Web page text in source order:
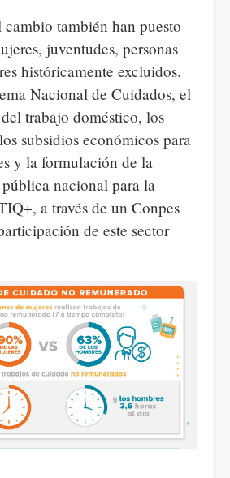
también han puesto
juventudes, personas
históricamente excluidos.
Nacional de Cuidados, el
trabajo doméstico, los
subsidios económicos para
y la formulación de la
nacional para la
a través de un Conpes
de este sector